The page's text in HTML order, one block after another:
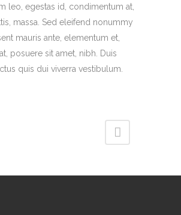
leo, egestas id, condimentum at,
massa. Sed eleifend nonummy
mauris ante, elementum et,
posuere sit amet, nibh. Duis
quis dui viverra vestibulum.